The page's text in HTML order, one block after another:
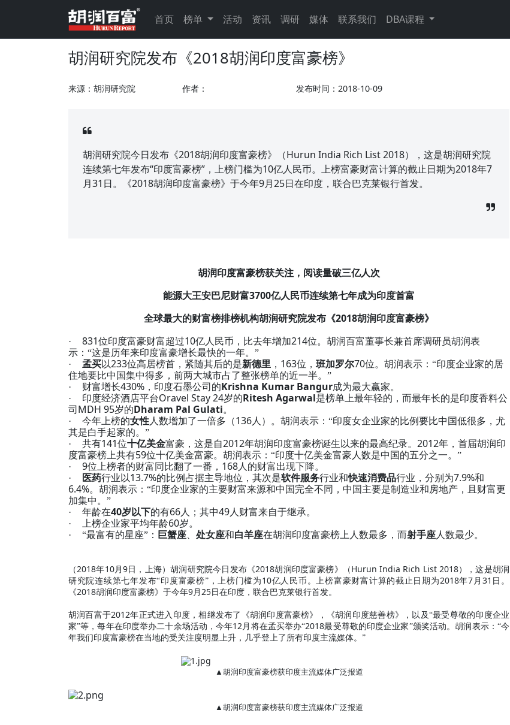
首页 榜单 活动 资讯 调研 媒体 联系我们 DBA课程
胡润研究院发布《2018胡润印度富豪榜》
来源：胡润研究院 作者： 发布时间：2018-10-09
胡润研究院今日发布《2018胡润印度富豪榜》（Hurun India Rich List 2018），这是胡润研究院
连续第七年发布“印度富豪榜”，上榜门槛为10亿人民币。上榜富豪财富计算的截止日期为2018年7
月31日。《2018胡润印度富豪榜》于今年9月25日在印度，联合巴克莱银行首发。
胡润印度富豪榜获关注，阅读量破三亿人次
能源大王安巴尼财富3700亿人民币连续第七年成为印度首富
全球最大的财富榜排榜机构胡润研究院发布《2018胡润印度富豪榜》
· 831位印度富豪财富超过10亿人民币，比去年增加214位。胡润百富董事长兼首席调研员胡润表
示：“这是历年来印度富豪增长最快的一年。”
·
孟买以233位高居榜首，紧随其后的是新德里 ， 163位， 班加罗尔70位。胡润表示：“印度企业家的居
住地要比中国集中得多，前两大城市占了整张榜单的近一半。”
·
财富增长430% ，印度石墨公司的Krishna Kumar Bangur成为最大赢家。
·
印度经济酒店平台Oravel Stay 24岁的Ritesh Agarwal是榜单上最年轻的，而最年长的是印度香料公
司 MDH 95岁的Dharam Pal Gulati。
·
今年上榜的女性人数增加了一倍多（136人）。胡润表示：“印度女企业家的比例要比中国低很多，尤
其是白手起家的。”
·
共有141位十亿美金富豪，这是自2012年胡润印度富豪榜诞生以来的最高纪录。 2012年，首届胡润印
度富豪榜上共有59位十亿美金富豪。胡润表示：“印度十亿美金富豪人数是中国的五分之一。”
·
9位上榜者的财富同比翻了一番， 168人的财富出现下降。
·
医药行业以13.7%的比例占据主导地位，其次是软件服务行业和快速消费品行业，分别为7.9%和
6.4%。胡润表示：“印度企业家的主要财富来源和中国完全不同，中国主要是制造业和房地产，且财富更
加集中。”
·
年龄在40岁以下的有66人；其中49人财富来自于继承。
·
上榜企业家平均年龄60岁。
·
“最富有的星座”： 巨蟹座 处女座和白羊座在胡润印度富豪榜上人数最多，而射手座人数最少。
（2018年10月 9日，上海）胡润研究院今日 发布《2018胡润印度富豪榜》（ Hurun India Rich List 2018），这是胡润
研究院连续第七年发布“印度富豪榜”，上榜门槛为 10亿人民币。上榜富豪财富计算的截止日期为2018年7 月 31 日。
《2018胡润印度富豪榜》于今年9月 25 日在印度，联合巴克莱银行首发。
胡润百富于2012年正式进入印度，相继发布了《胡润印度富豪榜》，《胡润印度慈善榜》，以及“最受尊敬的印度企业
家”等，每年在印度举办二十余场活动，今年12月将在孟买举办“2018最受尊敬的印度企业家”颁奖活动。胡润表示：“今
年我们印度富豪榜在当地的受关注度明显上升，几乎登上了所有印度主流媒体。”
▲ 胡润印度富豪榜获印度主流媒体广泛报道
▲ 胡润印度富豪榜获印度主流媒体广泛报道